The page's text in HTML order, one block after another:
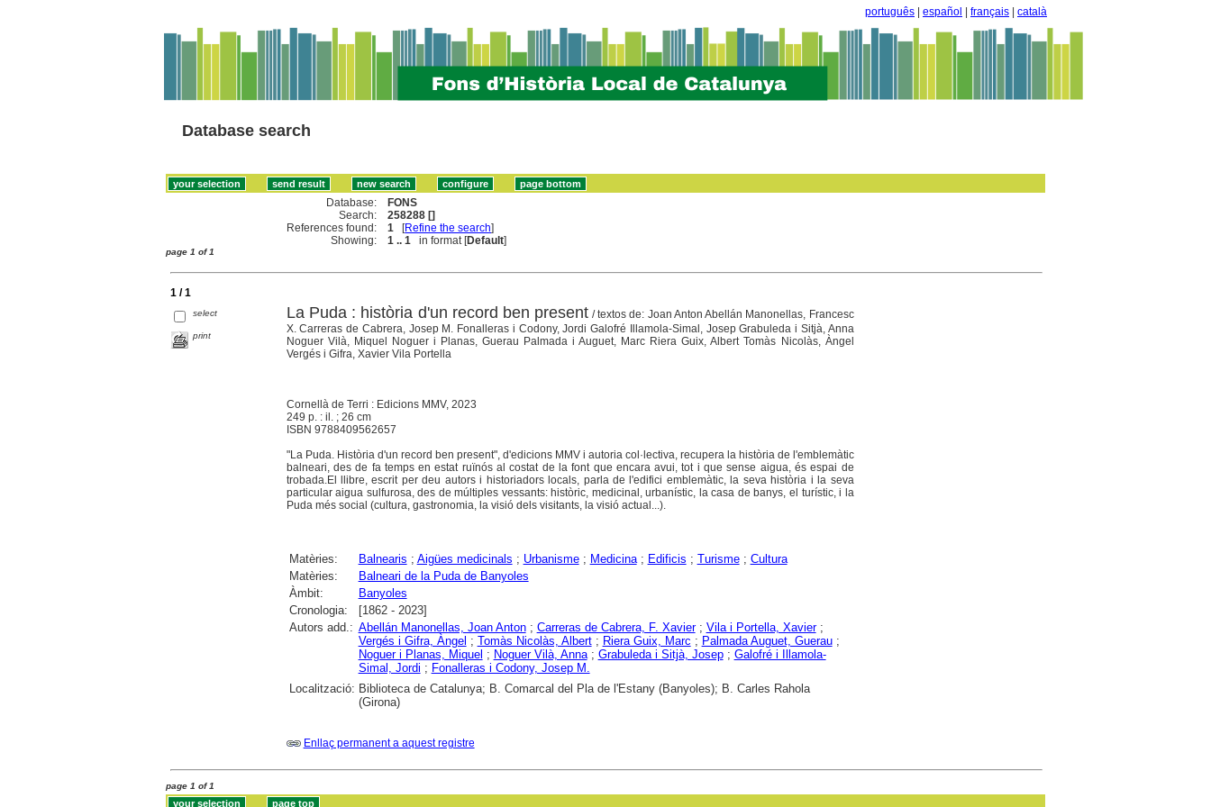
português español français català
Database search
Database:
FONS
Search:
258288 []
References found:
1 [Refine the search]
Showing:
1 .. 1 in format [Default]
page 1 of 1
1 / 1
select
print
La Puda : història d'un record ben present / textos de: Joan Anton Abellán Manonellas, Francesc
X. Carreras de Cabrera, Josep M. Fonalleras i Codony, Jordi Galofré Illamola-Simal, Josep Grabuleda i Sitjà, Anna
Noguer Vilà, Miquel Noguer i Planas, Guerau Palmada i Auguet, Marc Riera Guix, Albert Tomàs Nicolàs, Àngel
Vergés i Gifra, Xavier Vila Portella
Cornellà de Terri : Edicions MMV, 2023
249 p. : il. ; 26 cm
ISBN 9788409562657
"La Puda. Història d'un record ben present", d'edicions MMV i autoria col·lectiva, recupera la història de l'emblemàtic
balneari, des de fa temps en estat ruïnós al costat de la font que encara avui, tot i que sense aigua, és espai de
trobada.El llibre, escrit per deu autors i historiadors locals, parla de l'edifici emblemàtic, la seva història i la seva
particular aigua sulfurosa, des de múltiples vessants: històric, medicinal, urbanístic, la casa de banys, el turístic, i la
Puda més social (cultura, gastronomia, la visió dels visitants, la visió actual...).
Matèries: Balnearis ; Aigües medicinals ; Urbanisme; Medicina; Edificis ; Turisme; Cultura
Matèries:
Balneari de la Puda de Banyoles
Àmbit:
Banyoles
Cronologia:
[1862 - 2023]
Autors add.: Abellán Manonellas, Joan Anton; Carreras de Cabrera, F. Xavier; Vila i Portella, Xavier;
Vergés i Gifra, Àngel ; Tomàs Nicolàs, Albert; Riera Guix, Marc ; Palmada Auguet, Guerau;
Noguer i Planas, Miquel ; Noguer Vilà, Anna; Grabuleda i Sitjà, Josep; Galofré i Illamola-
Simal, Jordi ; Fonalleras i Codony, Josep M.
Localització: Biblioteca de Catalunya; B. Comarcal del Pla de l'Estany (Banyoles); B. Carles Rahola
(Girona)
Enllaç permanent a aquest registre
page 1 of 1